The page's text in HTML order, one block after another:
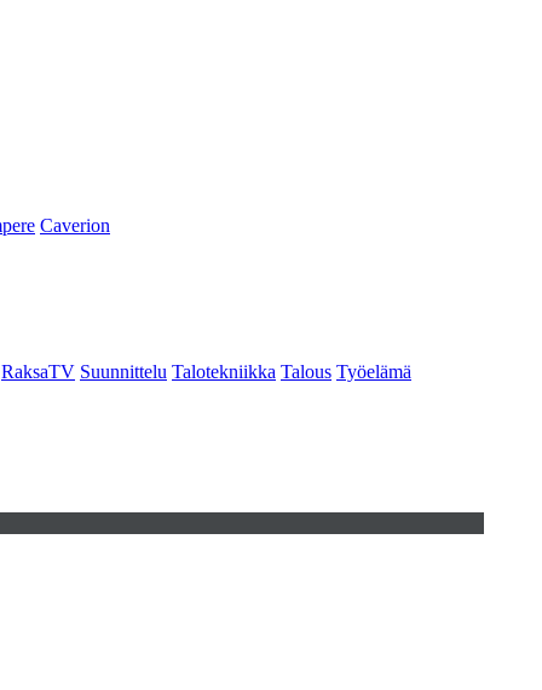
Caverion
RaksaTV Suunnittelu Talotekniikka Talous Työelämä